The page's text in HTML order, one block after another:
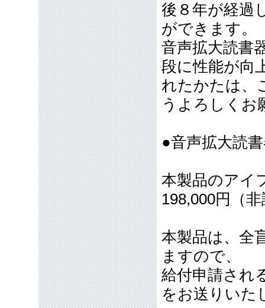
後８年が経過
ができます。
音声拡大読書
段に性能が向
れたかたは、
うよろしくお
●音声拡大読
本製品のアイ
198,000円（
本製品は、全
ますので、
給付申請され
をお送りいた